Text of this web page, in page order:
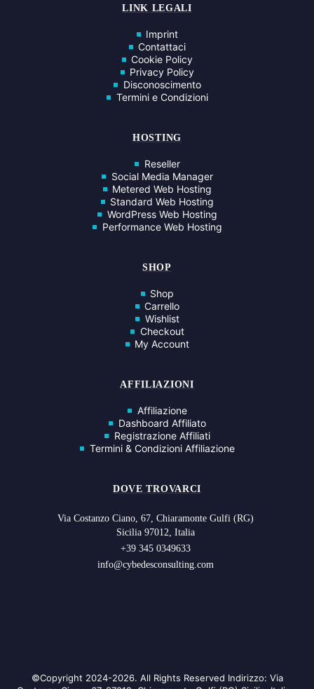
LINK LEGALI
Imprint
Contattaci
Cookie Policy
Privacy Policy
Disconoscimento
Termini e Condizioni
HOSTING
Reseller
Social Media Manager
Metered Web Hosting
Standard Web Hosting
WordPress Web Hosting
Performance Web Hosting
SHOP
Shop
Carrello
Wishlist
Checkout
My Account
AFFILIAZIONI
Affiliazione
Dashboard Affiliato
Registrazione Affiliati
Termini & Condizioni Affiliazione
DOVE TROVARCI
Via Costanzo Ciano, 67, Chiaramonte Gulfi (RG)
Sicilia 97012, Italia
+39 345 0349633
info@cybedesconsulting.com
©Copyright 2024-2026. All Rights Reserved Indirizzo: Via